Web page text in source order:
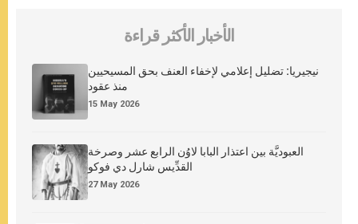
الأخبار الأكثر قراءة
نيجيريا: تضليل إعلامي لإخفاء العنف بحق المسيحيين
منذ عقود
15 May 2026
العبوديَّة بين اعتذار البابا لاوُن الرابع عشر وصرخة
القدِّيس شارل دي فوكو
27 May 2026